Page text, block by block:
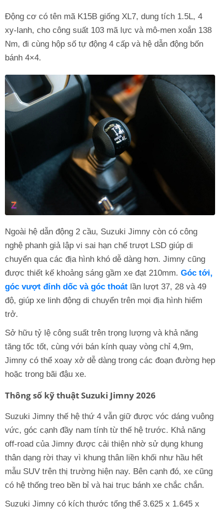
Động cơ có tên mã K15B giống XL7, dung tích 1.5L, 4
xy-lanh, cho công suất 103 mã lực và mô-men xoắn 138
Nm, đi cùng hộp số tự động 4 cấp và hệ dẫn động bốn
bánh 4×4.
Ngoài hệ dẫn động 2 cầu, Suzuki Jimny còn có công
nghệ phanh giả lập vi sai hạn chế trượt LSD giúp di
chuyển qua các địa hình khó dễ dàng hơn. Jimny cũng
được thiết kế khoảng sáng gầm xe đạt 210mm. Góc tới,
góc vượt đỉnh dốc và góc thoát lần lượt 37, 28 và 49
độ, giúp xe linh động di chuyển trên mọi địa hình hiểm
trở.
Sở hữu tỷ lệ công suất trên trọng lượng và khả năng
tăng tốc tốt, cùng với bán kính quay vòng chỉ 4,9m,
Jimny có thể xoay xở dễ dàng trong các đoạn đường hẹp
hoặc trong bãi đậu xe.
Thông số kỹ thuật Suzuki Jimny 2026
Suzuki Jimny thế hệ thứ 4 vẫn giữ được vóc dáng vuông
vức, góc cạnh đầy nam tính từ thế hệ trước. Khả năng
off-road của Jimny được cải thiện nhờ sử dụng khung
thân dạng rời thay vì khung thân liền khối như hầu hết
mẫu SUV trên thị trường hiện nay. Bên cạnh đó, xe cũng
có hệ thống treo bền bỉ và hai trục bánh xe chắc chắn.
Suzuki Jimny có kích thước tổng thể 3.625 x 1.645 x